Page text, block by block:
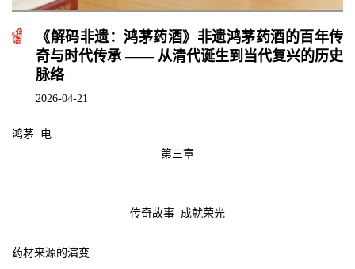
《解码非遗：鸿茅药酒》非遗鸿茅药酒的百年传
奇与时代传承 —— 从清代诞生到当代复兴的历史
脉络
2026-04-21
鸿茅 电
第三章
传奇故事 成就荣光
药材来源的演变